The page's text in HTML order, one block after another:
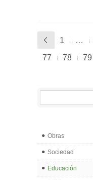
1 …
77
78 79
Obras
Sociedad
Educación